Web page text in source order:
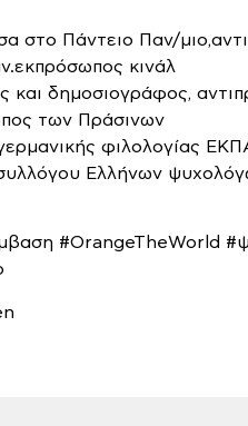
στο Πάντειο Παν/
κινάλ
και δημοσιογράφος,
των Πράσινων
φιλολογίας
Ελλήνων
#OrangeTheWorld